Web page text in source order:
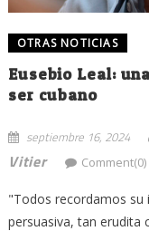
OTRAS NOTICIAS
Eusebio Leal:
ser cubano
septiembre 16, 2024
Vitier
Comment(0)
"Todos recordamos su
persuasiva, tan erudita